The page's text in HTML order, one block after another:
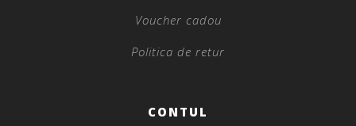
Voucher cadou
Politica de retur
CONTUL